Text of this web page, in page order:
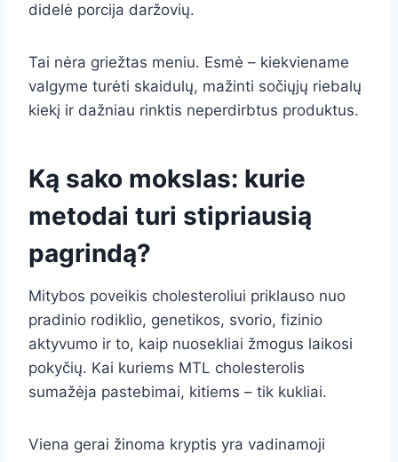
didelė porcija daržovių.
Tai nėra griežtas meniu. Esmė – kiekviename
valgyme turėti skaidulų, mažinti sočiųjų riebalų
kiekį ir dažniau rinktis neperdirbtus produktus.
Ką sako mokslas: kurie
metodai turi stipriausią
pagrindą?
Mitybos poveikis cholesteroliui priklauso nuo
pradinio rodiklio, genetikos, svorio, fizinio
aktyvumo ir to, kaip nuosekliai žmogus laikosi
pokyčių. Kai kuriems MTL cholesterolis
sumažėja pastebimai, kitiems – tik kukliai.
Viena gerai žinoma kryptis yra vadinamoji